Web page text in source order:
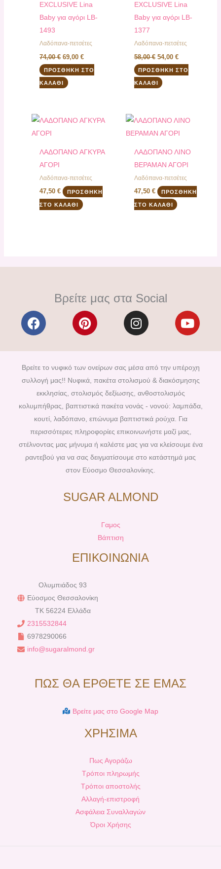
EXCLUSIVE Lina
Baby για αγόρι LB-
1493
Λαδόπανα-πετσέτες
74,00€ 69,00€
ΠΡΟΣΘΉΚΗ ΣΤΟ
ΚΑΛΆΘΙ
EXCLUSIVE Lina
Baby για αγόρι LB-
1377
Λαδόπανα-πετσέτες
58,00€ 54,00 €
ΠΡΟΣΘΉΚΗ ΣΤΟ
ΚΑΛΆΘΙ
ΛΑΔΟΠΑΝΟ ΑΓΚΥΡΑ
ΑΓΟΡΙ
Λαδόπανα-πετσέτες
47,50€ ΠΡΟΣΘΉΚΗ
ΣΤΟ ΚΑΛΆΘΙ
ΛΑΔΟΠΑΝΟ ΛΙΝΟ
ΒΕΡΑΜΑΝ ΑΓΟΡΙ
Λαδόπανα-πετσέτες
47,50 € ΠΡΟΣΘΉΚΗ
ΣΤΟ ΚΑΛΆΘΙ
Βρείτε μας στα Social
F
a
e
b
o
o
k
P
i
t
e
r
e
s
t
I
n
t
a
g
r
a
m
Y
o
t
u
b
Βρείτε το νυφικό των ονείρων σας μέσα από την υπέροχη
συλλογή μας!! Νυφικά, πακέτα στολισμού & διακόσμησης
εκκλησίας, στολισμός δεξίωσης, ανθοστολισμός
κολυμπήθρας, βαπτιστικά πακέτα νονάς - νονού: λαμπάδα,
κουτί, λαδόπανο, επώνυμα βαπτιστικά ρούχα. Για
περισσότερες πληροφορίες επικοινωνήστε μαζί μας,
στέλνοντας μας μήνυμα ή καλέστε μας για να κλείσουμε ένα
ραντεβού για να σας δειγματίσουμε στο κατάστημά μας
στον Εύοσμο Θεσσαλονίκης.
SUGAR ALMOND
Γαμος
Βάπτιση
ΕΠΙΚΟΙΝΩΝΙΑ
Ολυμπιάδος 93
Εύοσμος Θεσσαλονίκη
TK 56224 Ελλάδα
2315532844
6978290066
info@sugaralmond.gr
ΠΩΣ ΘΑ ΕΡΘΕΤΕ ΣΕ ΕΜΑΣ
Βρείτε μας στο Google Map
ΧΡΗΣΙΜΑ
Πως Αγοράζω
Τρόποι πληρωμής
Τρόποι αποστολής
Αλλαγή-επιστροφή
Ασφάλεια Συναλλαγών
Όροι Χρήσης